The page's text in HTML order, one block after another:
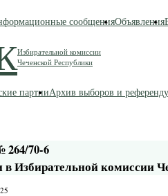
сообщенияОбъявления
Избирательной комиссии
Чеченской Республики
партииАрхив выборов и
70-6
Избирательной комиссии